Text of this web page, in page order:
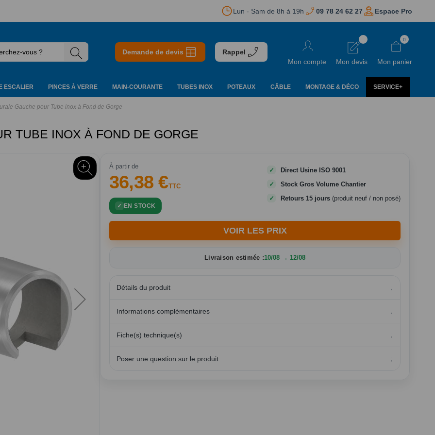
Lun - Sam de 8h à 19h 09 78 24 62 27 Espace Pro
Demande de devis
Rappel
Mon compte
Mon devis Mon panier
0
ESCALIER PINCES À VERRE MAIN-COURANTE TUBES INOX POTEAUX CÂBLE MONTAGE & DÉCO SERVICE+
Gauche pour Tube inox à Fond de Gorge
TUBE INOX À FOND DE GORGE
À partir de
36,38 €TTC
EN STOCK
Direct Usine ISO 9001
Stock Gros Volume Chantier
Retours 15 jours (produit neuf / non posé)
VOIR LES PRIX
Livraison estimée :10/08 → 12/08
Détails du produit
Informations complémentaires
Fiche(s) technique(s)
Poser une question sur le produit